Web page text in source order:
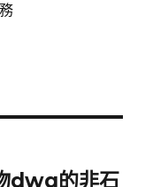
dwg的非石